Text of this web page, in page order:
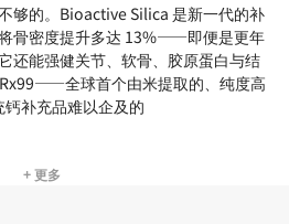
够的。Bioactive Silica 是新一代的补
骨密度提升多达 13%——即便是更年
还能强健关节、软骨、胶原蛋白与结
全球首个由米提取的、纯度高
补充品难以企及的
+ 更多